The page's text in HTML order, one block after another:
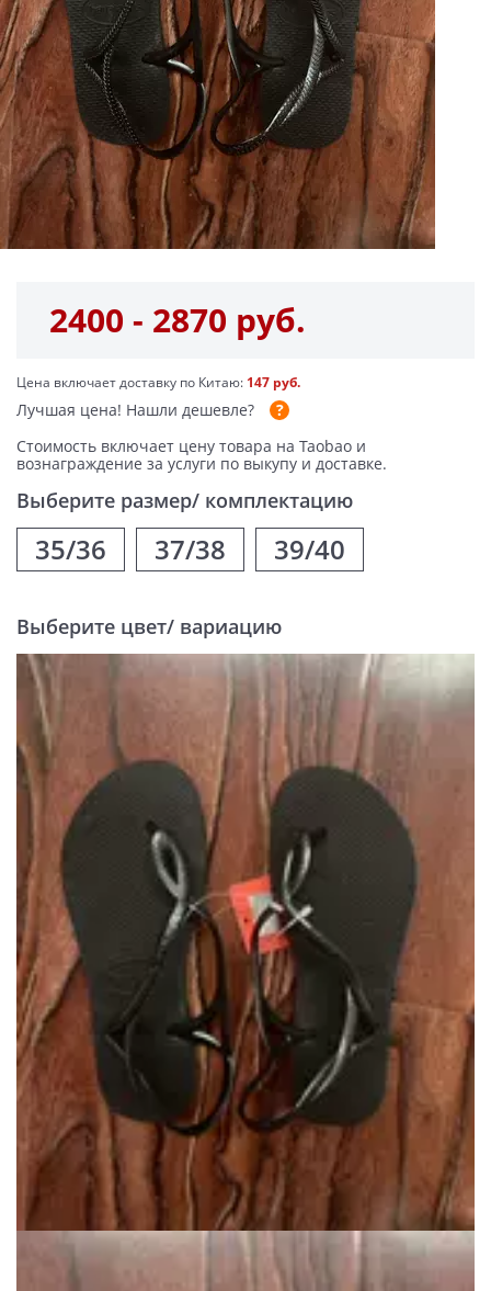
2400 - 2870 руб.
Цена включает доставку по Китаю: 147 руб.
Лучшая цена! Нашли дешевле?
Стоимость включает цену товара на Taobao и
вознаграждение за услуги по выкупу и доставке.
Выберите размер/ комплектацию
35/36 37/38 39/40
Выберите цвет/ вариацию